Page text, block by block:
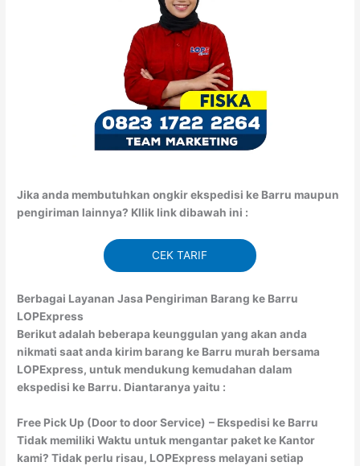
Jika anda membutuhkan ongkir ekspedisi ke Barru maupun
pengiriman lainnya? Kllik link dibawah ini :
CEK TARIF
Berbagai Layanan Jasa Pengiriman Barang ke Barru
LOPExpress
Berikut adalah beberapa keunggulan yang akan anda
nikmati saat anda kirim barang ke Barru murah bersama
LOPExpress, untuk mendukung kemudahan dalam
ekspedisi ke Barru. Diantaranya yaitu :
Free Pick Up (Door to door Service) – Ekspedisi ke Barru
Tidak memiliki Waktu untuk mengantar paket ke Kantor
kami? Tidak perlu risau, LOPExpress melayani setiap